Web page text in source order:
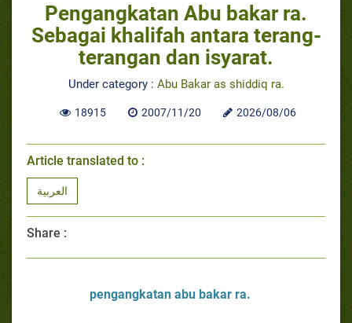
Pengangkatan Abu bakar ra.
Sebagai khalifah antara terang-
terangan dan isyarat.
Under category : Abu Bakar as shiddiq ra.
18915 2007/11/20 2026/08/06
Article translated to :
العربية
Share :
pengangkatan abu bakar ra.